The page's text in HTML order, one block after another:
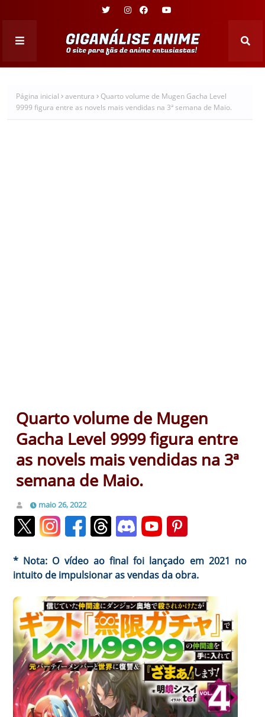
Página inicial aventura
Quarto volume de Mugen Gacha Level
9999 figura entre as novels mais vendidas na 3ª semana de Maio.
Quarto volume de Mugen
Gacha Level 9999 figura entre
as novels mais vendidas na 3ª
semana de Maio.
maio 26, 2022
* Nota: O vídeo ao final foi lançado em 2021 no
intuito de impulsionar as vendas da obra.